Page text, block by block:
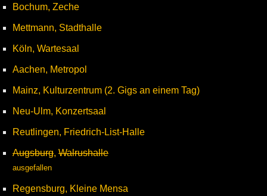
Bochum, Zeche
Mettmann, Stadthalle
Köln, Wartesaal
Aachen, Metropol
Mainz, Kulturzentrum (2. Gigs an einem Tag)
Neu-Ulm, Konzertsaal
Reutlingen, Friedrich-List-Halle
Augsburg, Walrushalle
ausgefallen
Regensburg, Kleine Mensa